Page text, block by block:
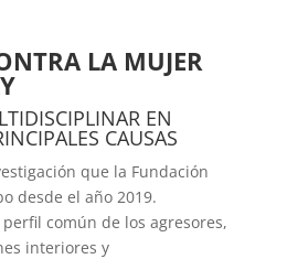
LA MUJER
EN
CAUSAS
que la Fundación
desde el año 2019.
común de los agresores,
interiores y